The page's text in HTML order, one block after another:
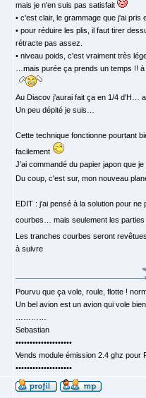
mais je n'en suis pas satisfait
• c'est clair, le grammage que j'ai
• pour réduire les plis, il faut tirer
rétracte pas assez.
• niveau poids, c'est vraiment très
…mais purée ça prends un temps !!
Au Diacov j'aurai fait ça en 1/4 d'H…
Un peu dépité je suis…
Cette technique fonctionne pourtant
facilement
J'ai commandé du papier japon que
Du coup, c'est sur, mon nouveau
EDIT : j'ai pensé à la solution pour
courbes… mais seulement les
Les tranches courbes seront
à suivre
Pourvu que ça vole, roule, flotte !
Un bel avion est un avion qui vole
Sebastian
••••••••••••••••••••
Vends module émission 2.4 ghz
••••••••••••••••••••